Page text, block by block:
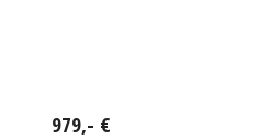
979,- €